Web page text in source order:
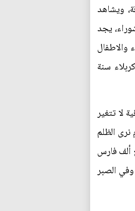
ويشاهد
يجد
والاطفال
سنة
لا تتغير
نرى الظلم
ألف فارس
وفي الصبر